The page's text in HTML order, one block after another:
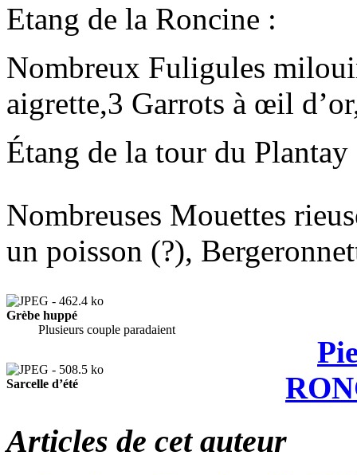
Etang de la Roncine :
Nombreux Fuligules
aigrette,3 Garrots à œil
Étang de la tour du Plantay
Nombreuses Mouettes
un poisson (?),
Grèbe huppé
Plusieurs couple paradaient
Sarcelle d’été
Articles de cet auteur